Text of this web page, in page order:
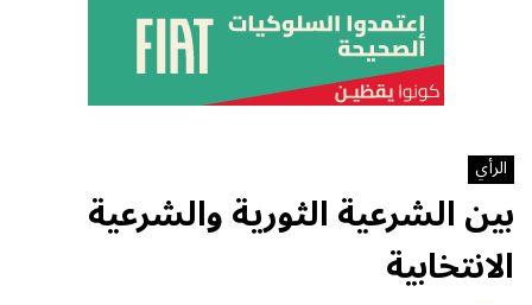
الرأي
بين الشرعية الثورية والشرعية
الانتخابية